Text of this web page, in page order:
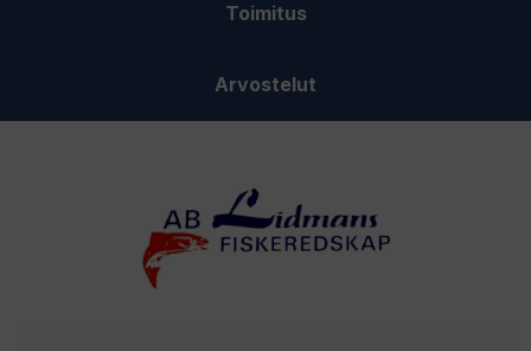
Toimitus
Arvostelut